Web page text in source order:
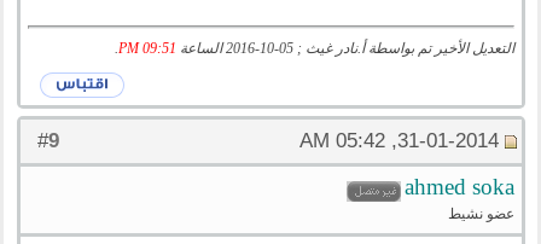
التعديل الأخير تم بواسطة أ.نادر غيث ; 05-10-2016 الساعة 09:51 PM
.
#
9 31-01-2014, 05:42 AM
ahmed soka
عضو نشيط